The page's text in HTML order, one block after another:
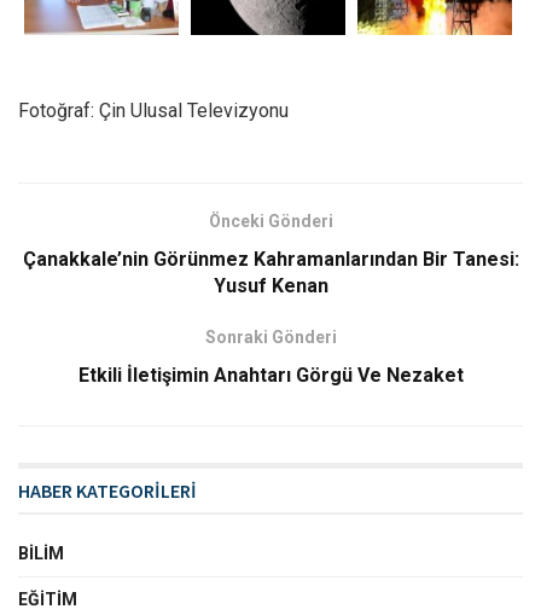
Fotoğraf: Çin Ulusal Televizyonu
Önceki Gönderi
Çanakkale’nin Görünmez Kahramanlarından Bir Tanesi:
Yusuf Kenan
Sonraki Gönderi
Etkili İletişimin Anahtarı Görgü Ve Nezaket
HABER KATEGORİLERİ
BILIM
EĞITIM